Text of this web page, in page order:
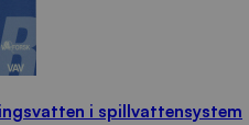
i spillvattensystem